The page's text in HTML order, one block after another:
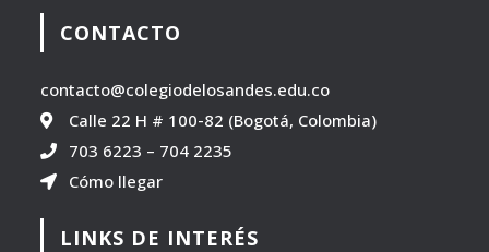
CONTACTO
contacto@colegiodelosandes.edu.co
Calle 22 H # 100-82 (Bogotá, Colombia)
703 6223 – 704 2235
Cómo llegar
LINKS DE INTERÉS